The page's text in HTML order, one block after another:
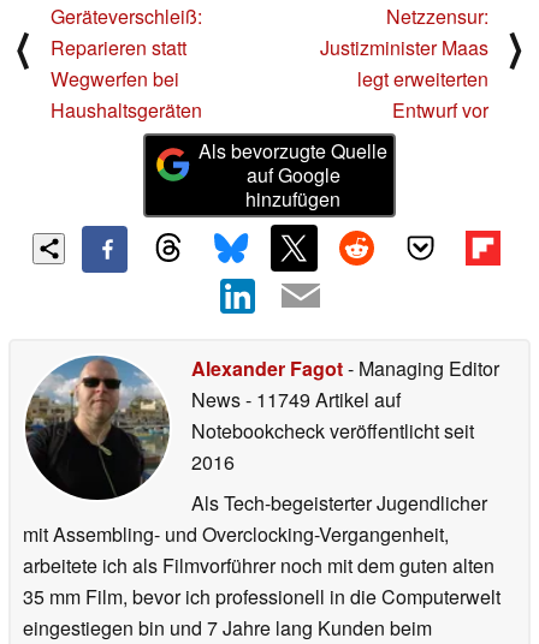
⟨
Geräteverschleiß:
Reparieren statt
Wegwerfen bei
Haushaltsgeräten
Netzzensur:
Justizminister Maas
legt erweiterten
Entwurf vor
⟩
Als bevorzugte Quelle
auf Google
hinzufügen
Alexander Fagot- Managing Editor
News- 11749 Artikel auf
Notebookcheck veröffentlichtseit
2016
Als Tech-begeisterter Jugendlicher
mit Assembling- und Overclocking-Vergangenheit,
arbeitete ich als Filmvorführer noch mit dem guten alten
35 mm Film, bevor ich professionell in die Computerwelt
eingestiegen bin und 7 Jahre lang Kunden beim